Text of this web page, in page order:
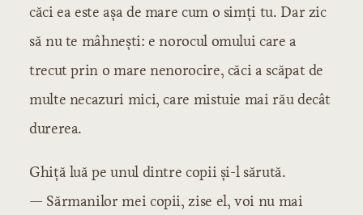
Capitolul 10
Capitolul 11
Capitolul 12
Capitolul 15
Capitolul 17
căci ea este așa de mare cum o simți tu. Dar zic
să nu te mâhnești: e norocul omului care a
trecut prin o mare nenorocire, căci a scăpat de
multe necazuri mici, care mistuie mai rău decât
durerea.
Ghiță luă pe unul dintre copii și-l sărută.
— Sărmanilor mei copii, zise el, voi nu mai